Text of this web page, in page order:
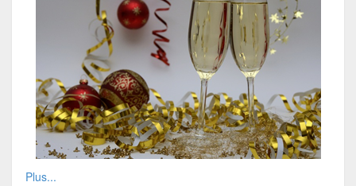
Plus...